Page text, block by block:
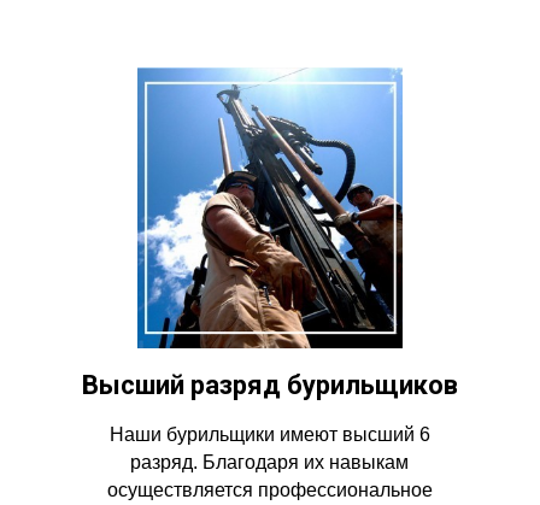
Высший разряд бурильщиков
Наши бурильщики имеют высший 6
разряд. Благодаря их навыкам
осуществляется профессиональное